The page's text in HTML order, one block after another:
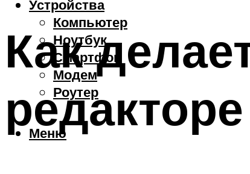
Устройства
Компьютер
Ноутбук
Смартфон
Модем
Роутер
Меню
Как